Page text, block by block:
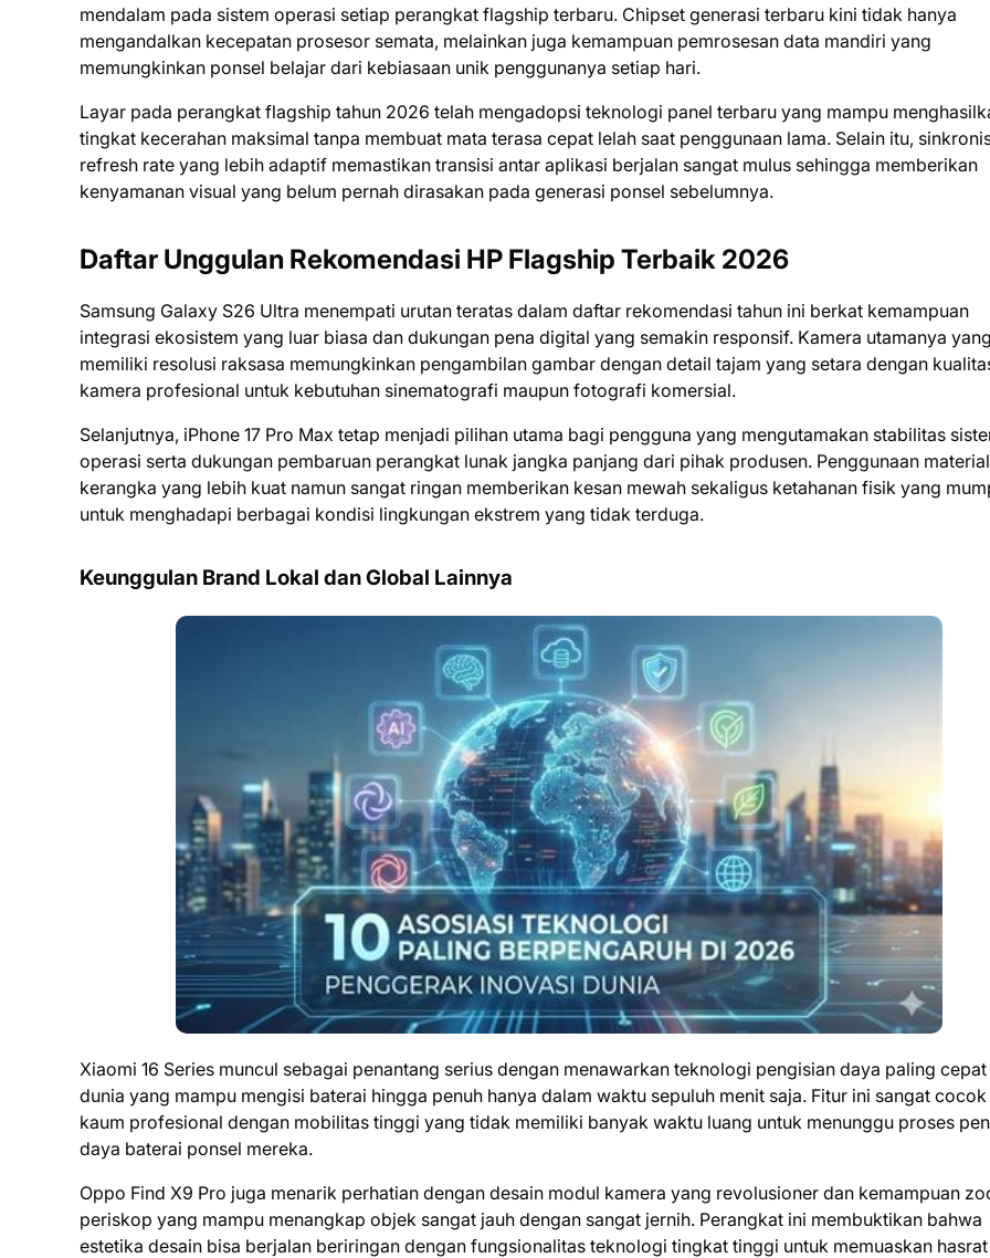
mendalam pada sistem operasi setiap perangkat flagship terbaru. Chipset generasi terbaru kini tidak hanya
mengandalkan kecepatan prosesor semata, melainkan juga kemampuan pemrosesan data mandiri yang
memungkinkan ponsel belajar dari kebiasaan unik penggunanya setiap hari.
Layar pada perangkat flagship tahun 2026 telah mengadopsi teknologi panel terbaru yang mampu
tingkat kecerahan maksimal tanpa membuat mata terasa cepat lelah saat penggunaan lama. Selain itu,
refresh rate yang lebih adaptif memastikan transisi antar aplikasi berjalan sangat mulus sehingga memberikan
kenyamanan visual yang belum pernah dirasakan pada generasi ponsel sebelumnya.
Daftar Unggulan Rekomendasi HP Flagship Terbaik 2026
Samsung Galaxy S26 Ultra menempati urutan teratas dalam daftar rekomendasi tahun ini berkat kemampuan
integrasi ekosistem yang luar biasa dan dukungan pena digital yang semakin responsif. Kamera utamanya yang
memiliki resolusi raksasa memungkinkan pengambilan gambar dengan detail tajam yang setara dengan
kamera profesional untuk kebutuhan sinematografi maupun fotografi komersial.
Selanjutnya, iPhone 17 Pro Max tetap menjadi pilihan utama bagi pengguna yang mengutamakan stabilitas
operasi serta dukungan pembaruan perangkat lunak jangka panjang dari pihak produsen. Penggunaan material
kerangka yang lebih kuat namun sangat ringan memberikan kesan mewah sekaligus ketahanan fisik yang
untuk menghadapi berbagai kondisi lingkungan ekstrem yang tidak terduga.
Keunggulan Brand Lokal dan Global Lainnya
Xiaomi 16 Series muncul sebagai penantang serius dengan menawarkan teknologi pengisian daya paling cepat
dunia yang mampu mengisi baterai hingga penuh hanya dalam waktu sepuluh menit saja. Fitur ini sangat
kaum profesional dengan mobilitas tinggi yang tidak memiliki banyak waktu luang untuk menunggu proses
daya baterai ponsel mereka.
Oppo Find X9 Pro juga menarik perhatian dengan desain modul kamera yang revolusioner dan kemampuan
periskop yang mampu menangkap objek sangat jauh dengan sangat jernih. Perangkat ini membuktikan bahwa
estetika desain bisa berjalan beriringan dengan fungsionalitas teknologi tingkat tinggi untuk memuaskan